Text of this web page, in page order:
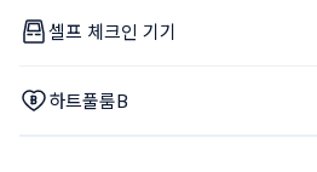
셀프 체크인 기기
하트풀룸B